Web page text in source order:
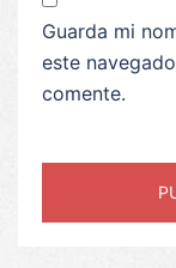
Guarda mi
este
comente.